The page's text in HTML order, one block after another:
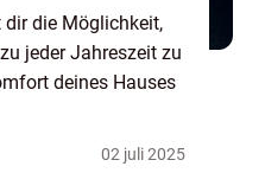
dir die Möglichkeit,
jeder Jahreszeit zu
deines Hauses
02 juli 2025